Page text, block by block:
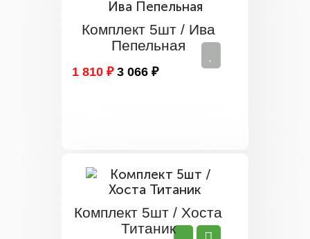
Комплект 5шт / Ива
Пепельная
1 810 ₽ 3 066 ₽
Комплект 5шт / Хоста
Титаник